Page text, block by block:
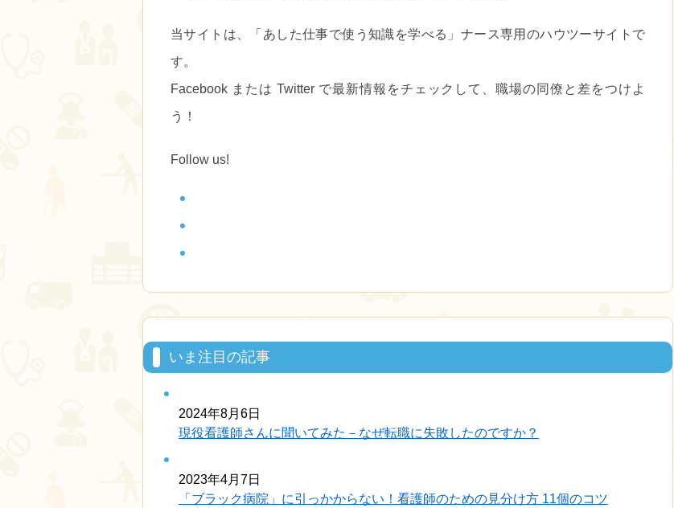
当サイトは、 「あした仕事で使う知識を学べる」 ナース専用のハウツーサイトで
す。
Facebook または Twitter で最新情報をチェックして、職場の同僚と差をつけよ
う！
Follow us!
いま注目の記事
2024年8月6日
現役看護師さんに聞いてみた－なぜ転職に失敗したのですか？
2023年4月7日
「ブラック病院」に引っかからない！看護師のための見分け方 11個のコツ